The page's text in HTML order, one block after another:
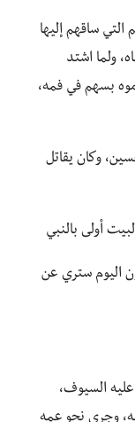
ساقهم إليها
ولما اشتد
بسهم في فمه،
وكان يقاتل
أولى بالنبي
اليوم ستري عن
السيوف،